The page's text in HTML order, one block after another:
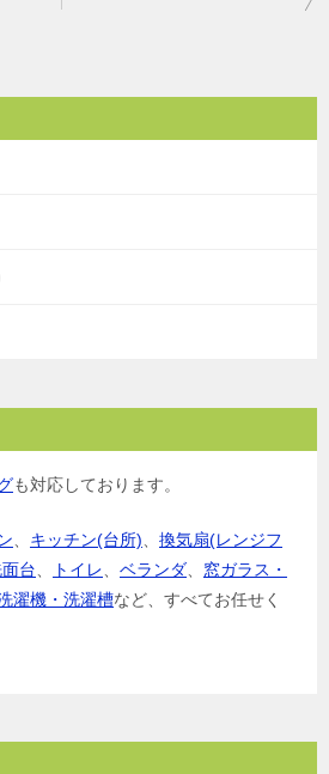
も対応しております。
キッチン(台所)
換気扇(レンジフ
台 トイレ ベランダ
窓ガラス・
濯機・洗濯槽など、すべてお任せく